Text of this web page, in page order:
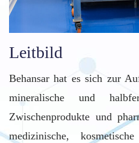
Leitbild
Behansar hat es sich zur
mineralische und
Zwischenprodukte und
medizinische,